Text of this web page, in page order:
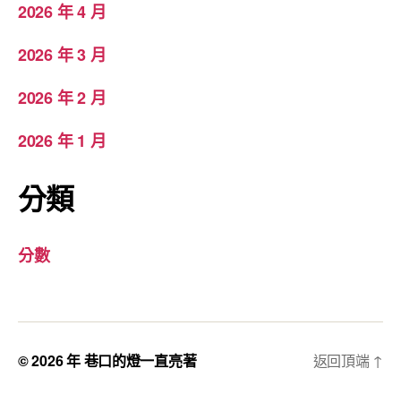
2026 年 4 月
2026 年 3 月
2026 年 2 月
2026 年 1 月
分類
分數
© 2026 年巷口的燈一直亮著 返回頂端 ↑